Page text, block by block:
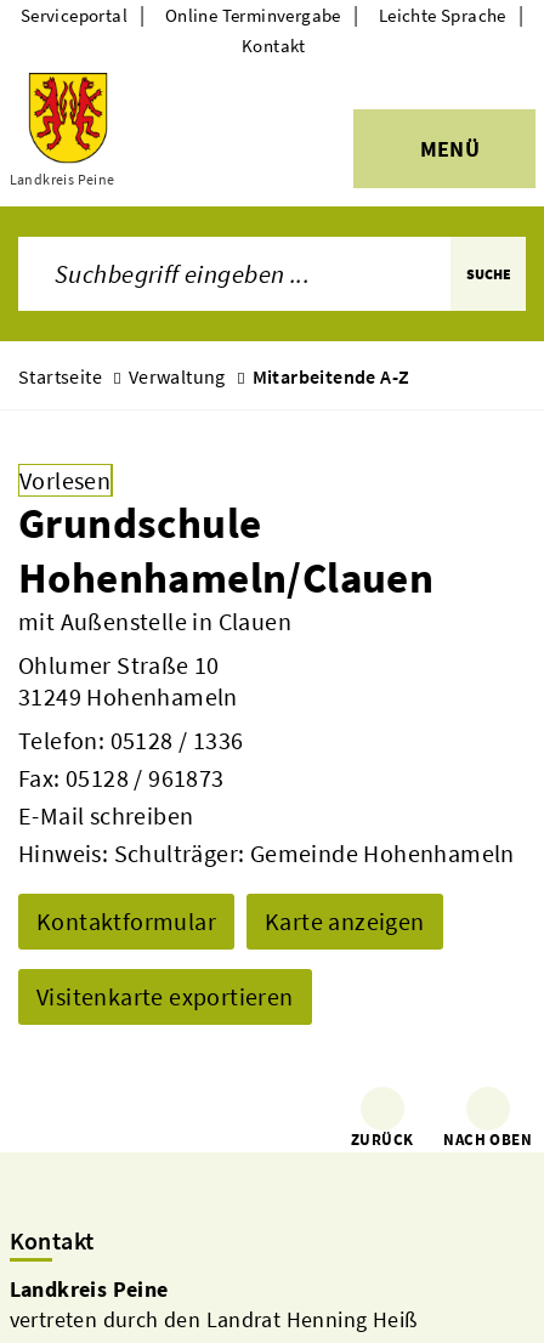
Themen
Landkreis Peine
MENÜ
Serviceportal | Online Terminvergabe | Leichte Sprache |
Kontakt
SUCHE
Startseite Verwaltung Mitarbeitende A-Z
Vorlesen
Grundschule
Hohenhameln/Clauen
mit Außenstelle in Clauen
Ohlumer Straße 10
31249 Hohenhameln
Telefon: 05128 / 1336
Fax: 05128 / 961873
E-Mail schreiben
Hinweis: Schulträger: Gemeinde Hohenhameln
Kontaktformular Karte anzeigen
Visitenkarte exportieren
ZURÜCK NACH OBEN
Kontakt
Landkreis Peine
vertreten durch den Landrat Henning Heiß